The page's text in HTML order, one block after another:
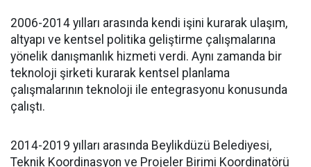
2006-2014 yılları arasında kendi işini kurarak ulaşım,
altyapı ve kentsel politika geliştirme çalışmalarına
yönelik danışmanlık hizmeti verdi. Aynı zamanda bir
teknoloji şirketi kurarak kentsel planlama
çalışmalarının teknoloji ile entegrasyonu konusunda
çalıştı.
2014-2019 yılları arasında Beylikdüzü Belediyesi,
Teknik Koordinasyon ve Projeler Birimi Koordinatörü